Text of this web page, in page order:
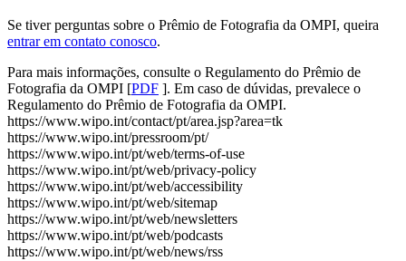
Se tiver perguntas sobre o Prêmio de Fotografia da OMPI, queira ​​​​​​​
entrar em contato conosco.
Para mais informações, consulte o Regulamento do Prêmio de
Fotografia da OMPI [PDF ]. Em caso de dúvidas, prevalece o
Regulamento do Prêmio de Fotografia da OMPI.
https://www.wipo.int/contact/pt/area.jsp?area=tk
https://www.wipo.int/pressroom/pt/
https://www.wipo.int/pt/web/terms-of-use
https://www.wipo.int/pt/web/privacy-policy
https://www.wipo.int/pt/web/accessibility
https://www.wipo.int/pt/web/sitemap
https://www.wipo.int/pt/web/newsletters
https://www.wipo.int/pt/web/podcasts
https://www.wipo.int/pt/web/news/rss